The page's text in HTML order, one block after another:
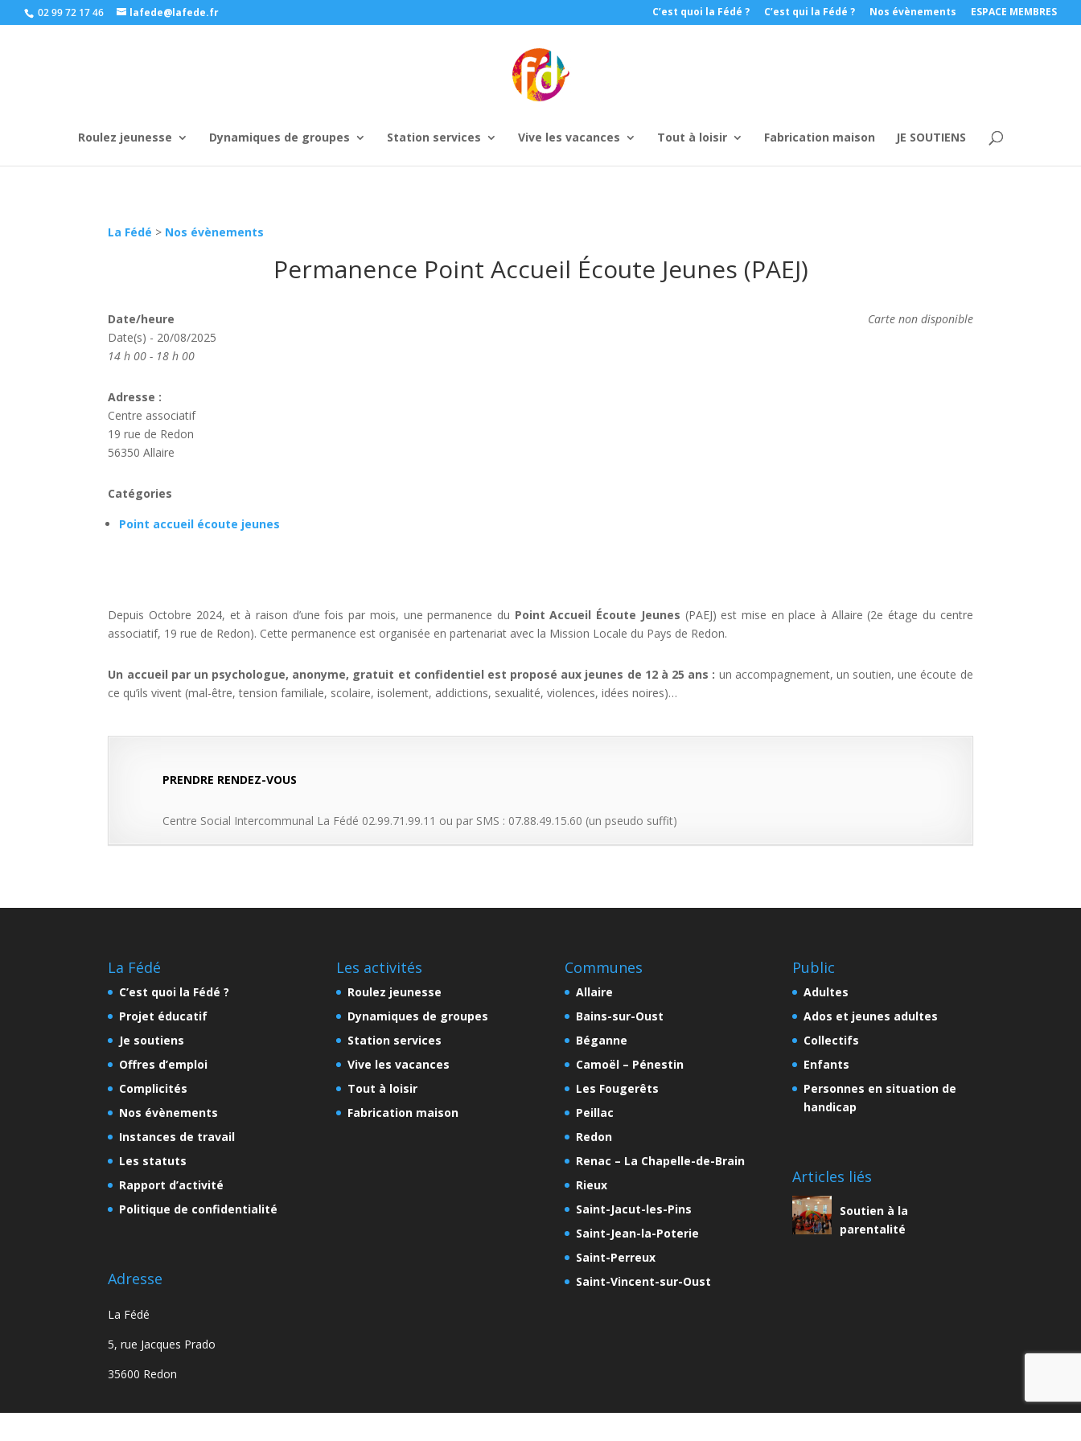
02 99 72 17 46 lafede@lafede.fr C’est quoi la Fédé ? C’est qui la Fédé ? Nos évènements ESPACE MEMBRES
Roulez jeunesse Dynamiques de groupes Station services Vive les vacances Tout à loisir Fabrication maison JE SOUTIENS
La Fédé > Nos évènements
Permanence Point Accueil Écoute Jeunes (PAEJ)
Carte non disponible
Date/heure
Date(s) - 20/08/2025
14 h 00 - 18 h 00
Adresse :
Centre associatif
19 rue de Redon
56350 Allaire
Catégories
Point accueil écoute jeunes
Depuis Octobre 2024, et à raison d’une fois par mois, une permanence du Point Accueil Écoute Jeunes (PAEJ) est mise en place à Allaire (2e étage du centre
associatif, 19 rue de Redon). Cette permanence est organisée en partenariat avec la Mission Locale du Pays de Redon.
Un accueil par un psychologue, anonyme, gratuit et confidentiel est proposé aux jeunes de 12 à 25 ans : un accompagnement, un soutien, une écoute de
ce qu’ils vivent (mal-être, tension familiale, scolaire, isolement, addictions, sexualité, violences, idées noires)…
PRENDRE RENDEZ-VOUS
Centre Social Intercommunal La Fédé 02.99.71.99.11 ou par SMS : 07.88.49.15.60 (un pseudo suffit)
La Fédé
C’est quoi la Fédé ?
Projet éducatif
Je soutiens
Offres d’emploi
Complicités
Nos évènements
Instances de travail
Les statuts
Rapport d’activité
Politique de confidentialité
Adresse
La Fédé
5, rue Jacques Prado
35600 Redon
Les activités
Roulez jeunesse
Dynamiques de groupes
Station services
Vive les vacances
Tout à loisir
Fabrication maison
Communes
Allaire
Bains-sur-Oust
Béganne
Camoël – Pénestin
Les Fougerêts
Peillac
Redon
Renac – La Chapelle-de-Brain
Rieux
Saint-Jacut-les-Pins
Saint-Jean-la-Poterie
Saint-Perreux
Saint-Vincent-sur-Oust
Public
Adultes
Ados et jeunes adultes
Collectifs
Enfants
Personnes en situation de
handicap
Articles liés
Soutien à la
parentalité